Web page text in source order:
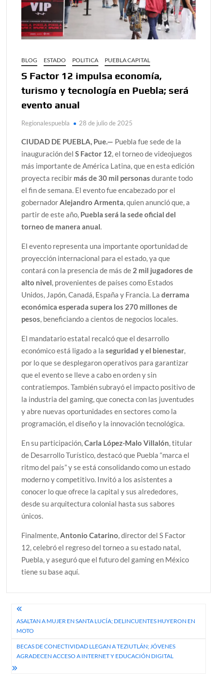
BLOG ESTADO POLITICA PUEBLA CAPITAL
S Factor 12 impulsa economía,
turismo y tecnología en Puebla; será
evento anual
Regionalespuebla 28 de julio de 2025
CIUDAD DE PUEBLA, Pue.— Puebla fue sede de la
inauguración delS Factor 12, el torneo de videojuegos
más importante de América Latina, que en esta edición
proyecta recibir más de 30 mil personas durante todo
el fin de semana. El evento fue encabezado por el
gobernadorAlejandro Armenta, quien anunció que, a
partir de este año, Puebla será la sede oficial del
torneo de manera anual.
El evento representa una importante oportunidad de
proyección internacional para el estado, ya que
contará con la presencia de más de 2 mil jugadores de
alto nivel, provenientes de países como Estados
Unidos, Japón, Canadá, España y Francia. Laderrama
económica esperada supera los 270 millones de
pesos, beneficiando a cientos de negocios locales.
El mandatario estatal recalcó que el desarrollo
económico está ligado a laseguridad y el bienestar,
por lo que se desplegaron operativos para garantizar
que el evento se lleve a cabo en orden y sin
contratiempos. También subrayó el impacto positivo de
la industria del gaming, que conecta con las juventudes
y abre nuevas oportunidades en sectores como la
programación, el diseño y la innovación tecnológica.
En su participación,Carla López-Malo Villalón, titular
de Desarrollo Turístico, destacó que Puebla “marca el
ritmo del país” y se está consolidando como un estado
moderno y competitivo. Invitó a los asistentes a
conocer lo que ofrece la capital y sus alrededores,
desde su arquitectura colonial hasta sus sabores
únicos.
Finalmente,Antonio Catarino, director del S Factor
12, celebró el regreso del torneo a su estado natal,
Puebla, y aseguró que el futuro del gaming en México
tiene su base aquí.
Navegación
de
entradas
ASALTAN A MUJER EN SANTA LUCÍA; DELINCUENTES HUYERON EN
MOTO
BECAS DE CONECTIVIDAD LLEGAN A TEZIUTLÁN; JÓVENES
AGRADECEN ACCESO A INTERNET Y EDUCACIÓN DIGITAL